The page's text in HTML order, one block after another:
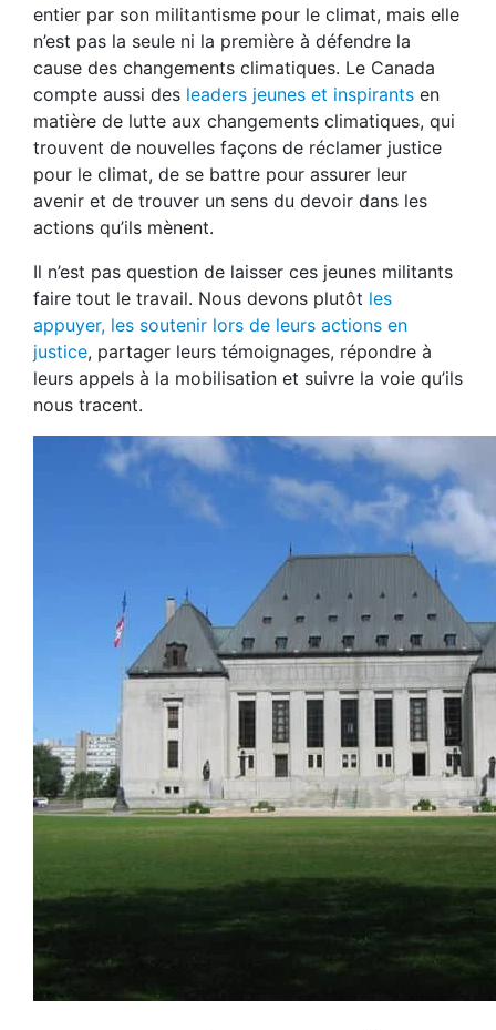
entier par son militantisme pour le climat, mais elle
n’est pas la seule ni la première à défendre la
cause des changements climatiques. Le Canada
compte aussi des leaders jeunes et inspirants en
matière de lutte aux changements climatiques, qui
trouvent de nouvelles façons de réclamer justice
pour le climat, de se battre pour assurer leur
avenir et de trouver un sens du devoir dans les
actions qu’ils mènent.
Il n’est pas question de laisser ces jeunes militants
faire tout le travail. Nous devons plutôt les
appuyer, les soutenir lors de leurs actions en
justice, partager leurs témoignages, répondre à
leurs appels à la mobilisation et suivre la voie qu’ils
nous tracent.